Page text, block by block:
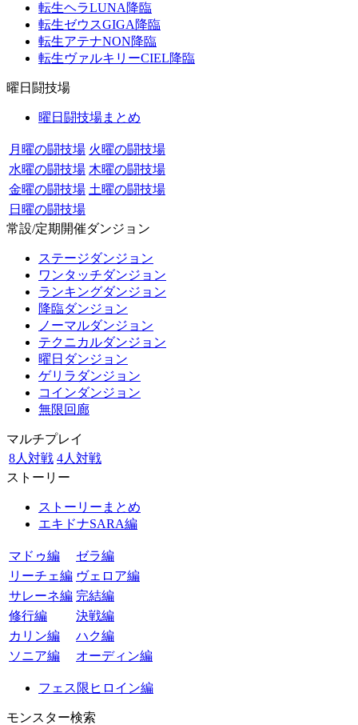
転生ヘラLUNA降臨
転生ゼウスGIGA降臨
転生アテナNON降臨
転生ヴァルキリーCIEL降臨
曜日闘技場
曜日闘技場まとめ
月曜の闘技場 火曜の闘技場
水曜の闘技場 木曜の闘技場
金曜の闘技場 土曜の闘技場
日曜の闘技場
常設/定期開催ダンジョン
ステージダンジョン
ワンタッチダンジョン
ランキングダンジョン
降臨ダンジョン
ノーマルダンジョン
テクニカルダンジョン
曜日ダンジョン
ゲリラダンジョン
コインダンジョン
無限回廊
マルチプレイ
8人対戦 4人対戦
ストーリー
ストーリーまとめ
エキドナSARA編
マドゥ編
ゼラ編
リーチェ編 ヴェロア編
サレーネ編 完結編
修行編
決戦編
カリン編
ハク編
ソニア編
オーディン編
フェス限ヒロイン編
モンスター検索